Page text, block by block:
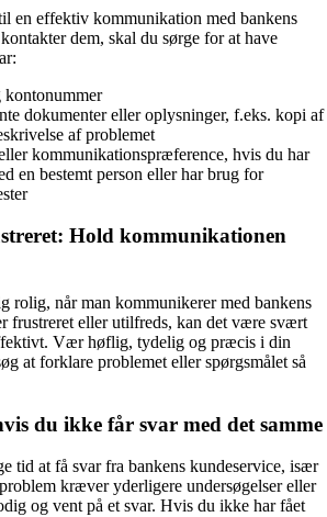
en effektiv kommunikation med bankens
dem, skal du sørge for at have
dokumenter eller oplysninger, f.eks. kopi af
af problemet
kommunikationspræference, hvis du har
en bestemt person eller har brug for
Hold kommunikationen
rolig, når man kommunikerer med bankens
frustreret eller utilfreds, kan det være svært
Vær høflig, tydelig og præcis i din
at forklare problemet eller spørgsmålet så
du ikke får svar med det samme
tid at få svar fra bankens kundeservice, især
kræver yderligere undersøgelser eller
og vent på et svar. Hvis du ikke har fået